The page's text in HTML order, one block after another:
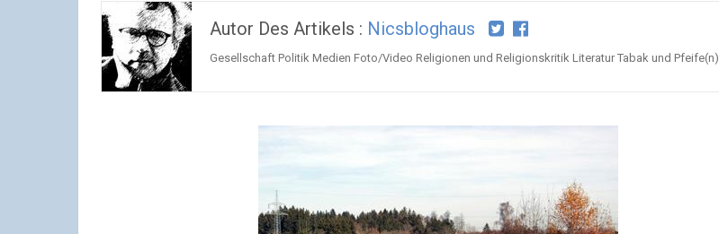
Autor Des Artikels : Nicsbloghaus
Gesellschaft Politik Medien Foto/Video Religionen und Religionskritik Literatur Tabak und Pfeife(n)